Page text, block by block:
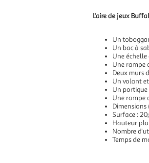
L'aire de jeux
Un
Un bac à
Une
Une rampe
Deux murs
Un volant
Un portique
Une rampe
Dimensions
Surface :
Hauteur
Nombre
Temps de